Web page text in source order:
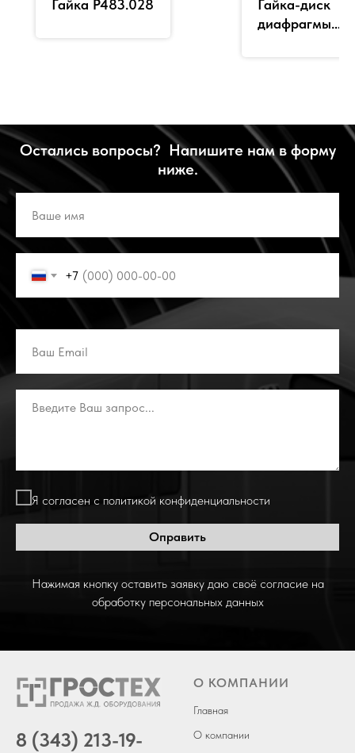
Гайка Р483.028
Гайка-диск
диафрагмы
Остались вопросы? Напишите нам в форму
ниже.
+7
Я согласен с политикой конфиденциальности
Оправить
Нажимая кнопку оставить заявку даю своё согласие на
обработку персональных данных
8 (343) 213-19-
О КОМПАНИИ
Главная
О компании